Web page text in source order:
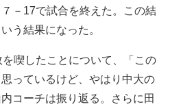
－17で試合を終えた。この結
う結果になった。
喫したことについて、「この
っているけど、やはり中大の
コーチは振り返る。さらに田